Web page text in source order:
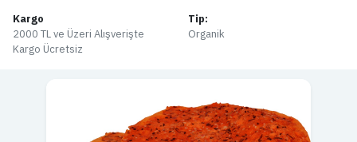
Kargo
2000 TL ve Üzeri Alışverişte
Kargo Ücretsiz
Tip:
Organik